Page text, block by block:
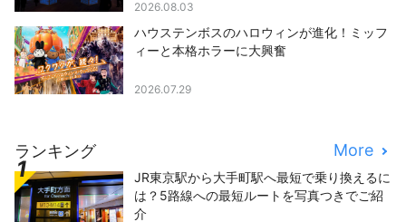
2026.08.03
ハウステンボスのハロウィンが進化！ミッフ
ィーと本格ホラーに大興奮
2026.07.29
ランキング More
JR東京駅から大手町駅へ最短で乗り換えるに
は？5路線への最短ルートを写真つきでご紹
介